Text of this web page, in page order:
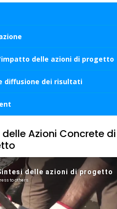
delle azioni di progetto
diffusione dei risultati
Azioni Concrete di